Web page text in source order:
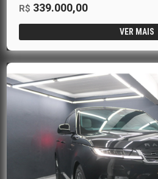
R$ 339.000,00
VER MAIS